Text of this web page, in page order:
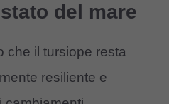
del mare
che il tursiope resta
resiliente e